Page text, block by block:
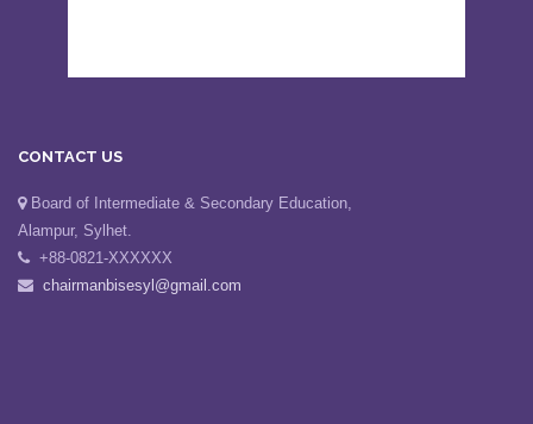
Board of Intermediate & Secondary Education,
Alampur, Sylhet.
+88-0821-XXXXXX